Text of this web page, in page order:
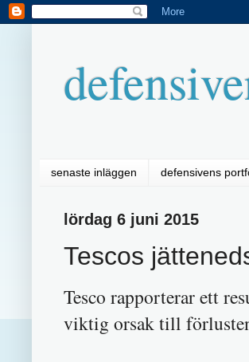
senaste inläggen defensivens
lördag 6 juni 2015
Tescos
Tesco rapporterar ett
viktig orsak till